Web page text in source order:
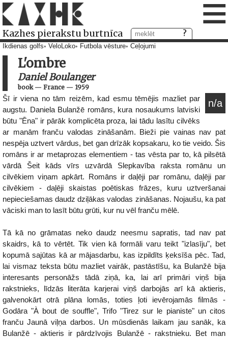
Kazhes pierakstu burtnīca ≡
Ikdienas golfs VeloLoko Futbola vēsture Ceļojumi
L'ombre
Daniel Boulanger
book— France — 1959
n/a
Šī ir viena no tām reizēm, kad esmu tēmējis mazliet par
augstu. Daniela Bulanžē romāns, kura nosaukums latviski
būtu "Ēna" ir pārāk komplicēta proza, lai tādu lasītu cilvēks
ar manām franču valodas zināšanām. Bieži pie vainas nav pat
nespēja uztvert vārdus, bet gan drīzāk kopsakaru, ko tie veido. Šis
romāns ir ar metaprozas elementiem - tas vēsta par to, kā pilsētā
vārdā Šeit kāds vīrs uzvārdā Slepkavība raksta romānu un
cilvēkiem viņam apkārt. Romāns ir daļēji par romānu, daļēji par
cilvēkiem - daļēji skaistas poētiskas frāzes, kuru uztveršanai
nepieciešamas daudz dziļākas valodas zināšanas. Nojaušu, ka pat
vāciski man to lasīt būtu grūti, kur nu vēl franču mēlē.
Tā kā no grāmatas neko daudz neesmu sapratis, tad nav pat
skaidrs, kā to vērtēt. Tik vien kā formāli varu teikt "izlasīju", bet
kopumā sajūtas kā ar mājasdarbu, kas izpildīts ķeksīša pēc. Tad,
lai vismaz teksta būtu mazliet vairāk, pastāstīšu, ka Bulanžē bija
interesants personāžs tādā ziņā, ka, lai arī primāri viņš bija
rakstnieks, līdzās literāta karjerai viņš darbojās arī kā aktieris,
galvenokārt otrā plāna lomās, toties ļoti ievērojamās filmās -
Godāra "À bout de souffle", Trifo "Tirez sur le pianiste" un citos
franču Jaunā viļņa darbos. Un mūsdienās laikam jau sanāk, ka
Bulanžē - aktieris ir pārdzīvojis Bulanžē - rakstnieku. Bet man